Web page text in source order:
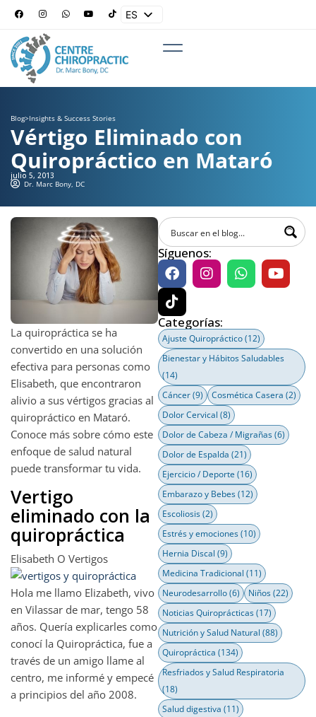
ES
Blog>Insights & Success Stories
Vértigo Eliminado con
Quiropráctico en Mataró
julio 5, 2013
Dr. Marc Bony, DC
La quiropráctica se ha
convertido en una solución
efectiva para personas como
Elisabeth, que encontraron
alivio a sus vértigos gracias al
quiropráctico en Mataró.
Conoce más sobre cómo este
enfoque de salud natural
puede transformar tu vida.
Vertigo
eliminado con la
quiropráctica
Elisabeth O Vertigos
Hola me llamo Elizabeth, vivo
en Vilassar de mar, tengo 58
años. Quería explicarles como
conocí la Quiropráctica, fue a
través de un amigo llame al
centro, me informé y empecé
a principios del año 2008.
Síguenos:
Categorías:
Ajuste Quiropráctico(12)
Bienestar y Hábitos Saludables
(14)
Cáncer(9) Cosmética Casera (2)
Dolor Cervical (8)
Dolor de Cabeza / Migrañas(6)
Dolor de Espalda (21)
Ejercicio / Deporte (16)
Embarazo y Bebes(12)
Escoliosis(2)
Estrés y emociones(10)
Hernia Discal (9)
Medicina Tradicional (11)
Neurodesarrollo(6) Niños(22)
Noticias Quiroprácticas(17)
Nutrición y Salud Natural (88)
Quiropráctica (134)
Resfriados y Salud Respiratoria
(18)
Salud digestiva (11)